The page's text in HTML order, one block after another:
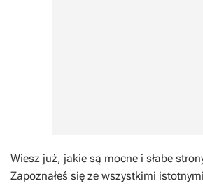
Wiesz już, jakie są mocne i słabe
Zapoznałeś się ze wszystkimi